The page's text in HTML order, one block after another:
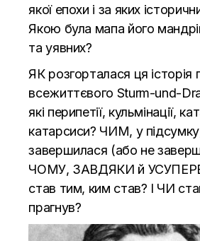
якої епохи і за яких
Якою була мапа його
та уявних?
ЯК розгорталася ця історія
всежиттєвого Sturm-und-
які перипетії, кульмінації,
катарсиси? ЧИМ, у
завершилася (або не
ЧОМУ, ЗАВДЯКИ й
став тим, ким став? І ЧИ
прагнув?